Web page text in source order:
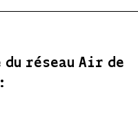
du réseau Air de